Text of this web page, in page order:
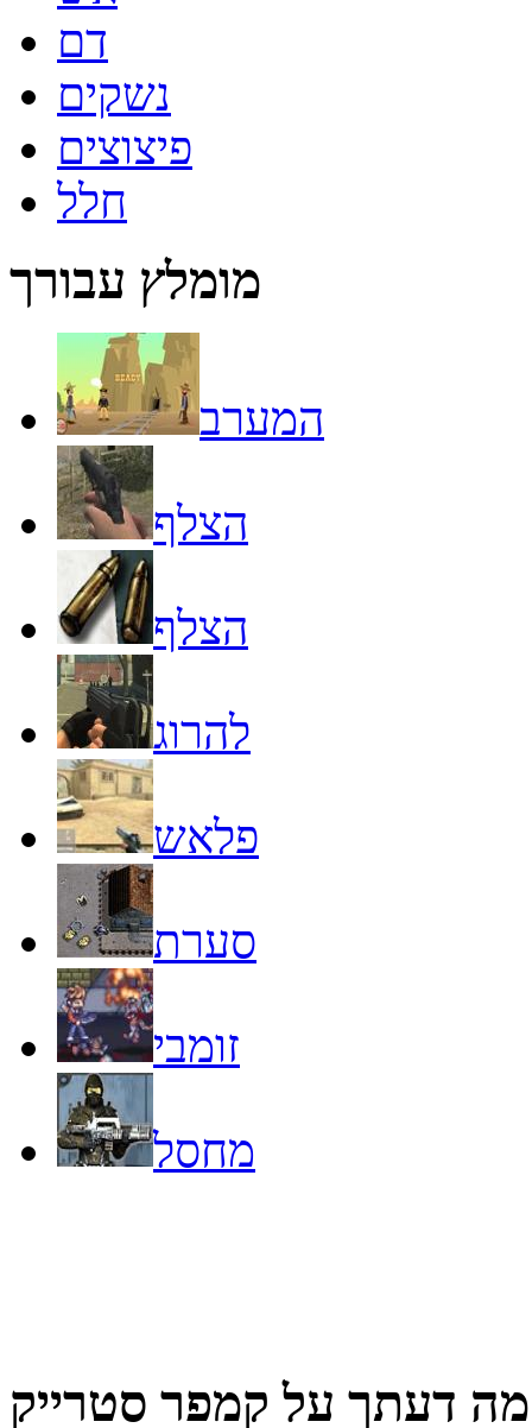
דם
נשקים
פיצוצים
חלל
מומלץ עבורך
המערב
הצלף
הצלף
להרוג
פלאש
סערת
זומבי
מחסל
מה דעתך על קמפר סטרייק